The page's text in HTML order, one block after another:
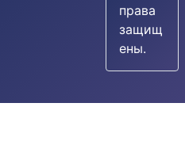
права
защищ
ены.